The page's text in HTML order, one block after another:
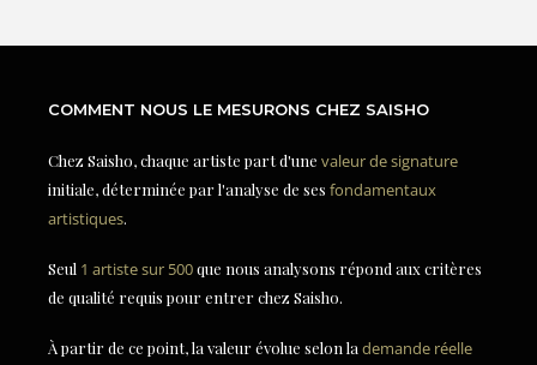
COMMENT NOUS LE MESURONS CHEZ SAISHO
Chez Saisho, chaque artiste part d'une valeur de signature
initiale, déterminée par l'analyse de ses fondamentaux
artistiques.
Seul 1 artiste sur 500que nous analysons répond aux critères
de qualité requis pour entrer chez Saisho.
À partir de ce point, la valeur évolue selon la demande réelle